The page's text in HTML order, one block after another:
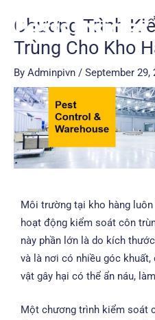
content
Chương Trình
Trùng Cho Kho
By Adminpivn / September 29,
Môi trường tại kho hàng
hoạt động kiểm soát côn
này phần lớn là do kích
và là nơi có nhiều góc
vật gây hại có thể ẩn náu,
Một chương trình kiểm soát
navigation